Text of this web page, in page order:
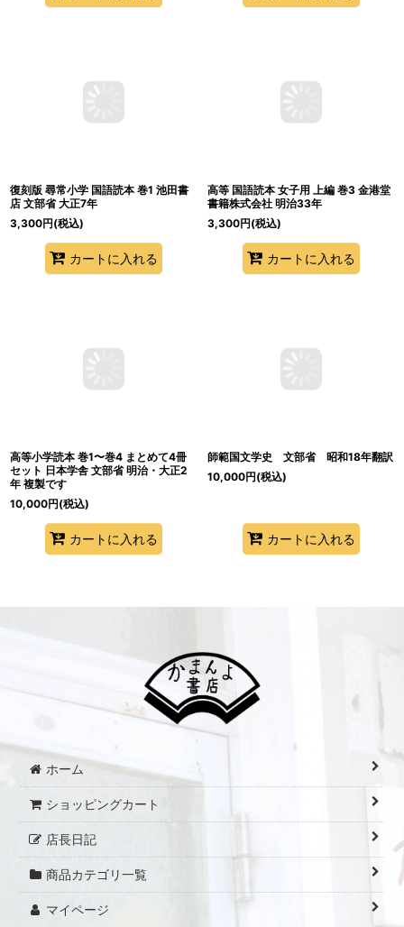
復刻版 尋常小学 国語読本 巻1 池田書
店 文部省 大正7年
3,300円(税込)
カートに入れる
高等 国語読本 女子用 上編 巻3 金港堂
書籍株式会社 明治33年
3,300円(税込)
カートに入れる
高等小学読本 巻1〜巻4 まとめて4冊
セット 日本学舎 文部省 明治・大正2
年 複製です
10,000円(税込)
カートに入れる
師範国文学史 文部省 昭和18年翻訳
10,000円(税込)
カートに入れる
ホーム
ショッピングカート
店長日記
商品カテゴリ一覧
マイページ